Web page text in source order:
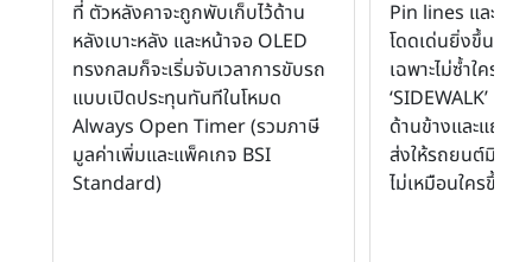
ที่ ตัวหลังคาจะถูกพับเก็บไว้ด้าน
หลังเบาะหลัง และหน้าจอ OLED
ทรงกลมก็จะเริ่มจับเวลาการขับรถ
แบบเปิดประทุนทันทีในโหมด
Always Open Timer (รวมภาษี
มูลค่าเพิ่มและแพ็คเกจ BSI
Standard)
Pin lines และส่ว
โดดเด่นยิ่งขึ้น ทั้ง
เฉพาะไม่ซ้ำใคร
‘SIDEWALK’ บริ
ด้านข้างและแถบท
ส่งให้รถยนต์มินิรุ่
ไม่เหมือนใครขึ้นอี